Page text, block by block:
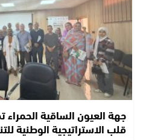
جهة العيون الساقية الحمراء
قلب الاستراتيجية الوطنية